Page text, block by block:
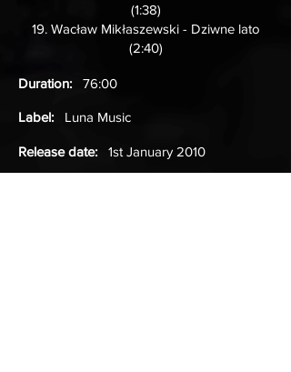
(1:38)
19. Wacław Mikłaszewski - Dziwne lato
(2:40)
Duration: 76:00
Label: Luna Music
Release date: 1st January 2010